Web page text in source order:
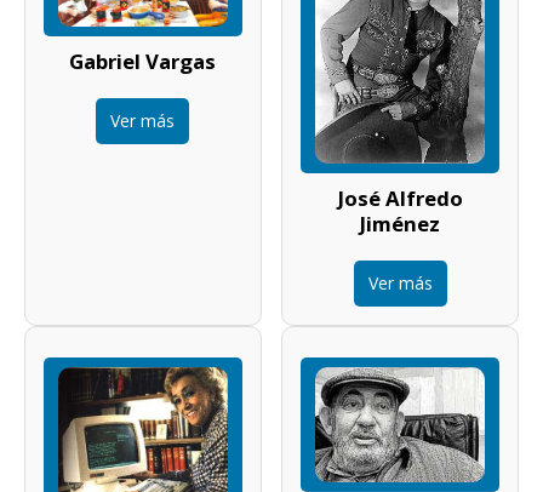
Gabriel Vargas
Ver más
José Alfredo
Jiménez
Ver más